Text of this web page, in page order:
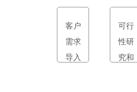
客户
需求
导入
可行
性研
究和